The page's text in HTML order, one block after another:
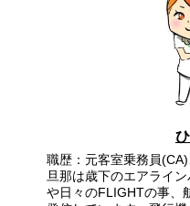
職歴：元客室乗務員
旦那は歳下のエアライ
や日々のFLIGHTの事、